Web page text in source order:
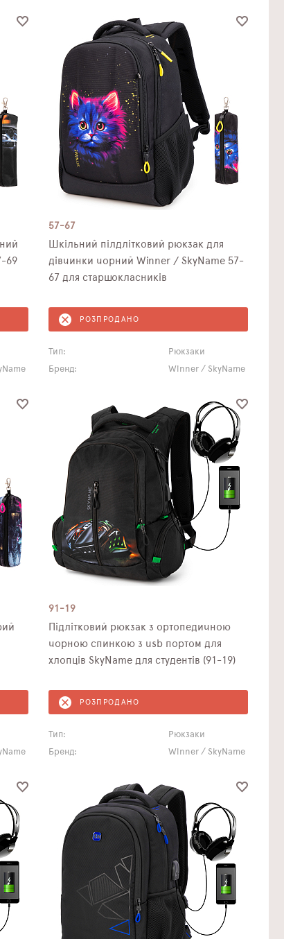
69
57-67
Шкільний пілдлітковий рюкзак для
дівчинки чорний Winner / SkyNamе 57-
67 для старшокласників
РОЗПРОДАНО
Тип:
Рюкзаки
Бренд:
Winner / SkyName
91-19
Підлітковий рюкзак з ортопедичною
чорною спинкою з usb портом для
хлопців SkyName для студентів (91-19)
РОЗПРОДАНО
Тип:
Рюкзаки
Бренд:
Winner / SkyName